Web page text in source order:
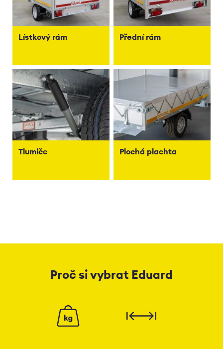
Lístkový rám Přední rám
Tlumiče Plochá plachta
Proč si vybrat Eduard